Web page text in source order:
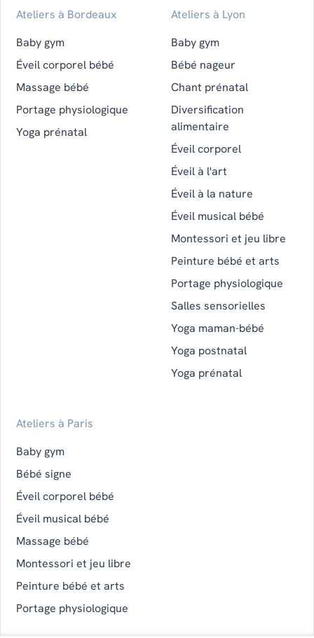
Ateliers à Bordeaux
Baby gym
Éveil corporel bébé
Massage bébé
Portage physiologique
Yoga prénatal
Ateliers à Lyon
Baby gym
Bébé nageur
Chant prénatal
Diversification
alimentaire
Éveil corporel
Éveil à l'art
Éveil à la nature
Éveil musical bébé
Montessori et jeu libre
Peinture bébé et arts
Portage physiologique
Salles sensorielles
Yoga maman-bébé
Yoga postnatal
Yoga prénatal
Ateliers à Paris
Baby gym
Bébé signe
Éveil corporel bébé
Éveil musical bébé
Massage bébé
Montessori et jeu libre
Peinture bébé et arts
Portage physiologique